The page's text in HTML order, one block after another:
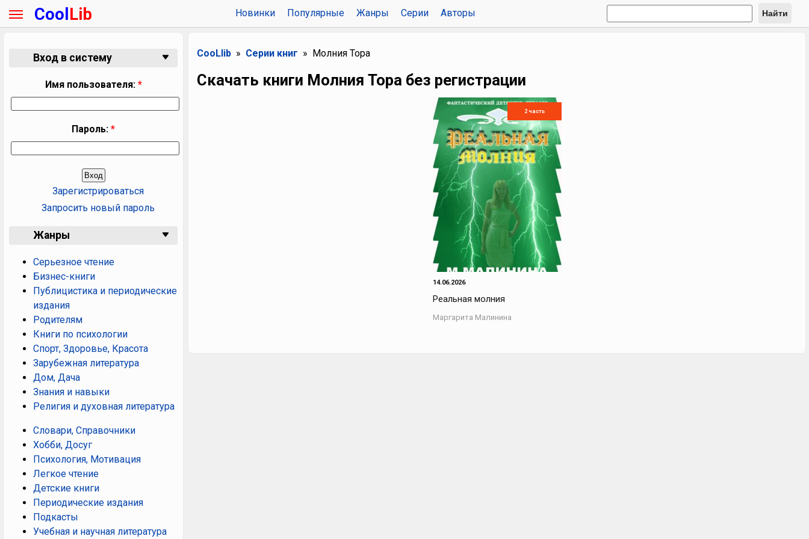
Cool Lib Найти
Новинки Популярные Жанры Серии Авторы
Вход в систему
Имя пользователя: *
Пароль: *
Зарегистрироваться
Запросить новый пароль
Жанры
Серьезное чтение
Бизнес-книги
Публицистика и периодические
издания
Родителям
Книги по психологии
Спорт, Здоровье, Красота
Зарубежная литература
Дом, Дача
Знания и навыки
Религия и духовная литература
Словари, Справочники
Хобби, Досуг
Психология, Мотивация
Легкое чтение
Детские книги
Периодические издания
Подкасты
Учебная и научная литература
CooLlib Серии книг Молния Тора
Скачать книги Молния Тора без регистрации
2 часть
14.06.2026
Реальная молния
Маргарита Малинина